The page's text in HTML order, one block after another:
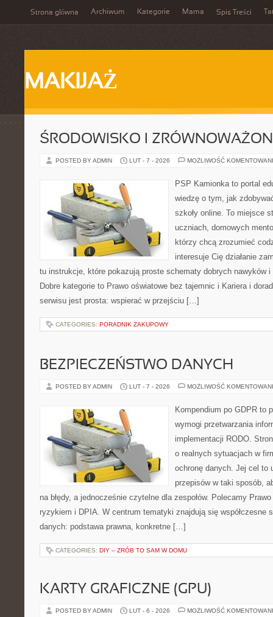
Strona główna Archiwum Kategorie Mama Spis Treści
MAKIJAŻ
ŚRODOWISKO I
POSTED BY ADMIN LUT - 7 - 2026 MOŻLIWOŚĆ
PSP Kamionka to portal
wiedzę o tym, jak
szkoły online. To miejsce
uczniach, domowych
którzy chcą zrozumieć
interesuje Cię działanie
tu instrukcje, które pokazują proste schematy dobrych nawyków
Dobre kategorie to Prawo oświatowe bez tajemnic i Kariera i
serwisu jest prosta: wspierać w przejściu […]
CATEGORIES: PORADNIK ZAKUPOWY
BEZPIECZEŃSTWO DANYCH
POSTED BY ADMIN LUT - 7 - 2026 MOŻLIWOŚĆ
Kompendium po GDPR to
wymogi przetwarzania
implementacji RODO.
o realnych sytuacjach w
ochronę danych. Jej cel to
przepisów w taki sposób,
na błędy, a jednocześnie czytelne dla zespołów. Polecamy
ryzykiem i DPIA. W centrum tematyki znajdują się współczesne
danych: podstawa prawna, konkretne […]
CATEGORIES: DIY – ZRÓB TO SAM W DOMU
KARTY GRAFICZNE (GPU)
POSTED BY ADMIN LUT - 6 - 2026 MOŻLIWOŚĆ